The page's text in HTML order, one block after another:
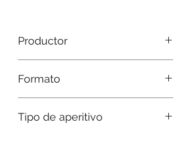
Productor
Formato
XL
Tipo de aperitivo